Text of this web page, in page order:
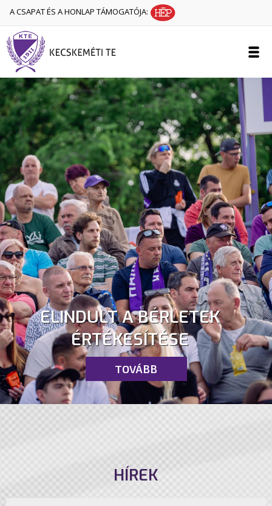
A CSAPAT ÉS A HONLAP TÁMOGATÓJA:
ELINDULT A BÉRLETEK
ÉRTÉKESÍTÉSE
TOVÁBB
HÍREK